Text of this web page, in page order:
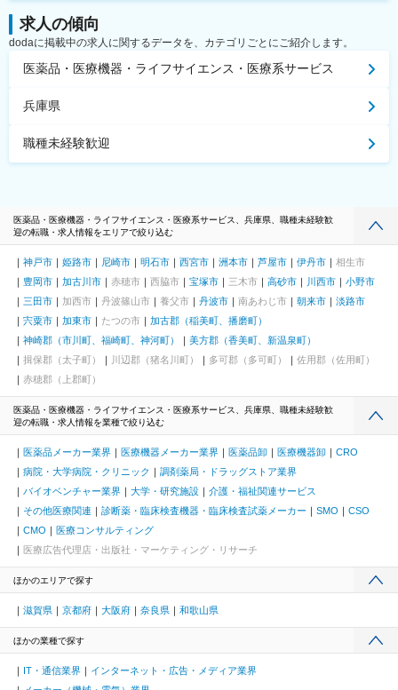
求人の傾向
dodaに掲載中の求人に関するデータを、カテゴリごとにご紹介します。
医薬品・医療機器・ライフサイエンス・医療系サービス
兵庫県
職種未経験歓迎
医薬品・医療機器・ライフサイエンス・医療系サービス、兵庫県、職種未経験歓
迎の転職・求人情報をエリアで絞り込む
神戸市 姫路市 尼崎市 明石市 西宮市 洲本市 芦屋市 伊丹市
相生市
豊岡市
加古川市 赤穂市 西脇市 宝塚市 三木市 高砂市 川西市
小野市
三田市
加西市 丹波篠山市 養父市 丹波市 南あわじ市 朝来市
淡路市
宍粟市
加東市 たつの市
加古郡（稲美町、播磨町）
神崎郡（市川町、福崎町、神河町）
美方郡（香美町、新温泉町）
揖保郡（太子町）
川辺郡（猪名川町） 多可郡（多可町）
佐用郡（佐用町）
赤穂郡（上郡町）
医薬品・医療機器・ライフサイエンス・医療系サービス、兵庫県、職種未経験歓
迎の転職・求人情報を業種で絞り込む
医薬品メーカー業界 医療機器メーカー業界 医薬品卸 医療機器卸
CRO
病院・大学病院・クリニック
調剤薬局・ドラッグストア業界
バイオベンチャー業界
大学・研究施設
介護・福祉関連サービス
その他医療関連
診断薬・臨床検査機器・臨床検査試薬メーカー SMO
CSO
CMO
医療コンサルティング
医療広告代理店・出版社・マーケティング・リサーチ
ほかのエリアで探す
滋賀県 京都府 大阪府 奈良県 和歌山県
ほかの業種で探す
IT・通信業界
インターネット・広告・メディア業界